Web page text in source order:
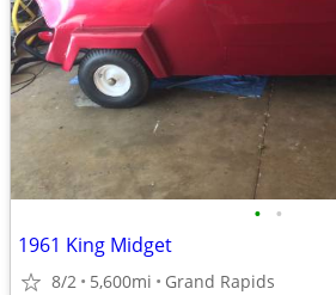
• •
1961 King Midget
8/2 5,600mi Grand Rapids